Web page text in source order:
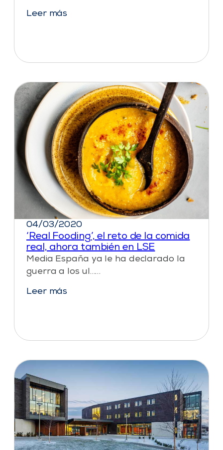
Leer más
04/03/2020
‘Real Fooding’, el reto de la comida
real, ahora también en LSE
Media España ya le ha declarado la
guerra a los ul……
Leer más